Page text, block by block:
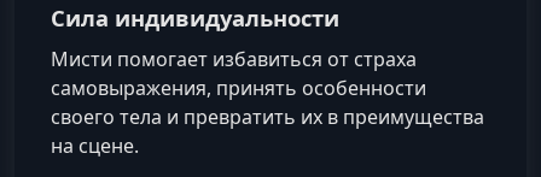
Сила индивидуальности
Мисти помогает избавиться от страха
самовыражения, принять особенности
своего тела и превратить их в преимущества
на сцене.